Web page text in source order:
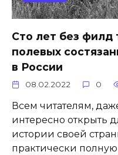
Сто лет без филд
полевых
в России
08.02.2022 0
Всем читателям,
интересно открыть
истории своей
практически